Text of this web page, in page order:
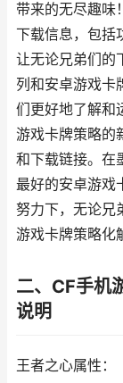
带来的无尽趣味
下载信息，包括
让无论兄弟们的
列和安卓游戏卡
们更好地了解和
游戏卡牌策略的
和下载链接。在
最好的安卓游戏
努力下，无论兄
游戏卡牌策略化
二、CF手机
说明
王者之心属性：